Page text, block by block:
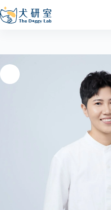
NT$ 9,000
NT$ 11,400